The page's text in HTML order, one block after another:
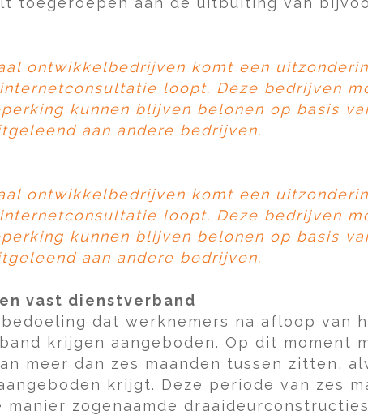
ontwikkelbedrijven komt een
loopt. Deze bedrijven
kunnen blijven belonen op basis
aan andere bedrijven.
ontwikkelbedrijven komt een
loopt. Deze bedrijven
kunnen blijven belonen op basis
aan andere bedrijven.
vast dienstverband
dat werknemers na afloop van
krijgen aangeboden. Op dit moment
meer dan zes maanden tussen zitten,
krijgt. Deze periode van zes
manier zogenaamde